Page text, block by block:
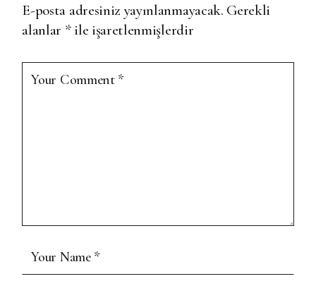
E-posta adresiniz yayınlanmayacak. Gerekli
alanlar *ile işaretlenmişlerdir